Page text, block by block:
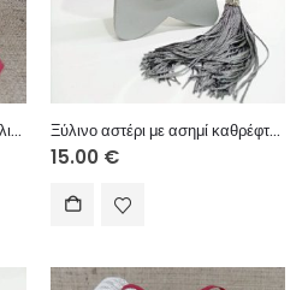
Μπάλα plexiglass 10 εκ. – ξύλινο στοιχείο Καλή Χρονιά (Γιαγιά μου) Ξύλινο αστέρι με ασημί καθρέφτη 17X17 εκ.
15.00 €